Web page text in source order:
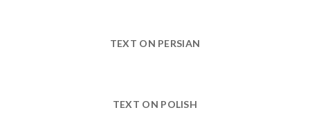
TEXT ON PERSIAN
TEXT ON POLISH